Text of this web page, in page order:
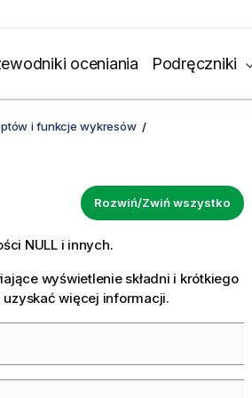
oceniania Podręczniki
i funkcje wykresów
Rozwiń/Zwiń wszystko
NULL i innych.
wyświetlenie składni i krótkiego
uzyskać więcej informacji.